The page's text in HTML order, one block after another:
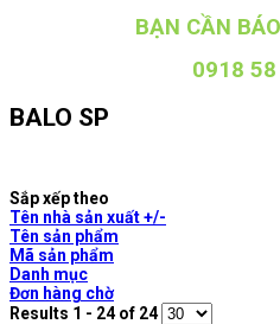
BẠN CẦN
0918
BALO SP
Sắp xếp theo
Tên nhà sản xuất +/-
Tên sản phẩm
Mã sản phẩm
Danh mục
Đơn hàng chờ
Results 1 - 24 of 24